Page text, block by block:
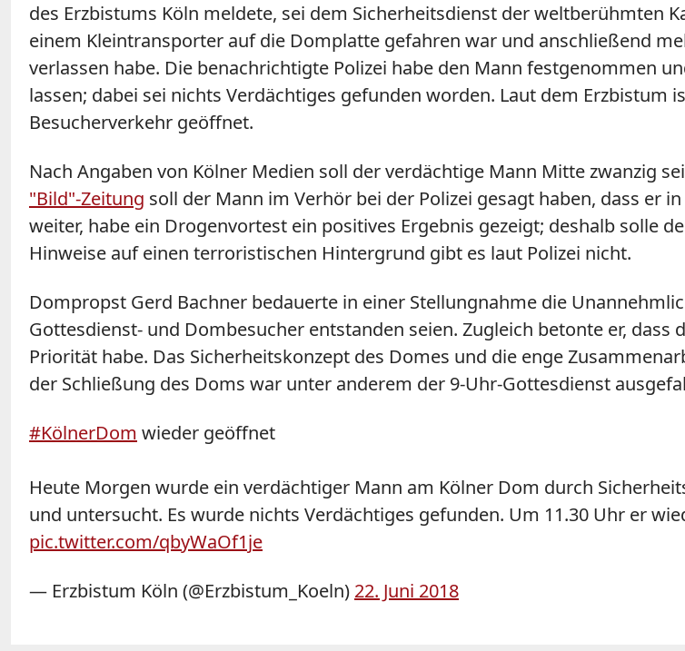
des Erzbistums Köln meldete, sei dem Sicherheitsdienst der weltberühmten
einem Kleintransporter auf die Domplatte gefahren war und anschließend
verlassen habe. Die benachrichtigte Polizei habe den Mann festgenommen
lassen; dabei sei nichts Verdächtiges gefunden worden. Laut dem Erzbistum
Besucherverkehr geöffnet.
Nach Angaben von Kölner Medien soll der verdächtige Mann Mitte zwanzig
"Bild"-Zeitung soll der Mann im Verhör bei der Polizei gesagt haben, dass er
weiter, habe ein Drogenvortest ein positives Ergebnis gezeigt; deshalb solle
Hinweise auf einen terroristischen Hintergrund gibt es laut Polizei nicht.
Dompropst Gerd Bachner bedauerte in einer Stellungnahme die
Gottesdienst- und Dombesucher entstanden seien. Zugleich betonte er,
Priorität habe. Das Sicherheitskonzept des Domes und die enge
der Schließung des Doms war unter anderem der 9-Uhr-Gottesdienst
#KölnerDom wieder geöffnet
Heute Morgen wurde ein verdächtiger Mann am Kölner Dom durch
und untersucht. Es wurde nichts Verdächtiges gefunden. Um 11.30 Uhr er
pic.twitter.com/qbyWaOf1je
— Erzbistum Köln (@Erzbistum_Koeln) 22. Juni 2018